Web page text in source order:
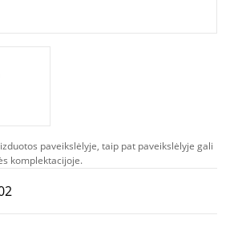
paveikslėlyje, taip pat paveikslėlyje gali
komplektacijoje.